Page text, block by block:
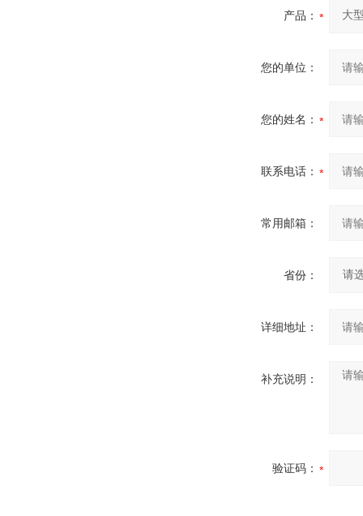
产品：
您的单位：
您的姓名：
联系电话：
常用邮箱：
省份：
详细地址：
补充说明：
验证码：